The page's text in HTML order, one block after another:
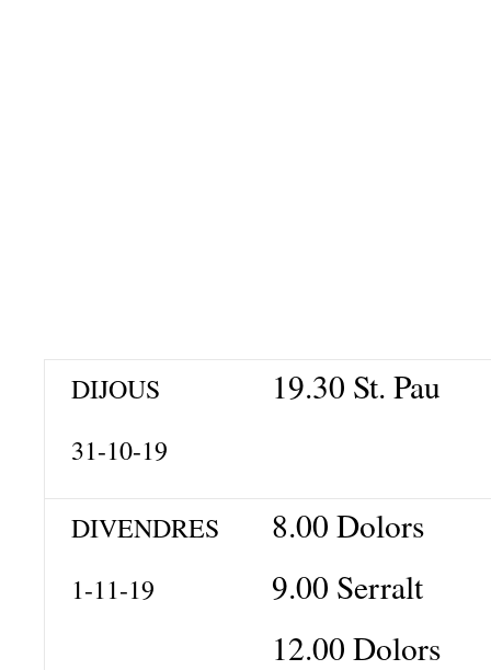
DIJOUS
31-10-19
19.30 St. Pau
DIVENDRES
1-11-19
8.00 Dolors
9.00 Serralt
12.00 Dolors